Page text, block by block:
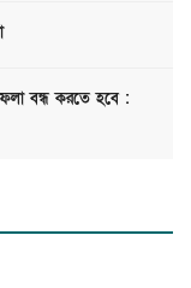
বন্ধ করতে হবে :